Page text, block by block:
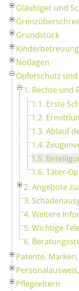
Gläubiger und
Grundstück
Kinderbetreuung
Notlagen
Opferschutz
1. Rechte und
1.1. Erste
1.2.
1.3. Ablauf
1.4.
1.5.
1.6. Täter-
2. Angebote
3.
4. Weitere
5. Wichtige
6.
Patente,
Pflegeeltern